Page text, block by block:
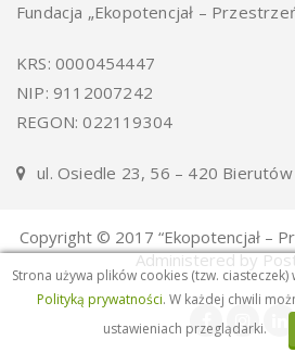
Fundacja „Ekopotencjał –
KRS: 0000454447
NIP: 9112007242
REGON: 022119304
ul. Osiedle 23, 56 – 420 Bierutów
Copyright © 2017 “Ekopotencjał –
Administered by
Strona używa plików cookies (tzw. ciasteczek)
Polityką prywatności. W każdej chwili
ustawieniach przeglądarki.